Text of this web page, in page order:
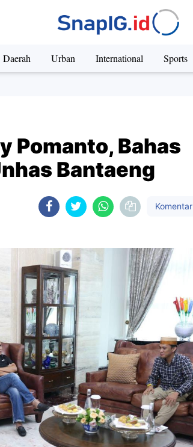
Daerah Urban International Sports
Pomanto, Bahas
Bantaeng
Komentar